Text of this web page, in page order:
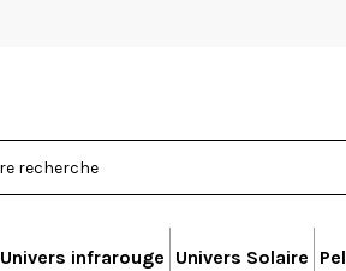
Univers infrarouge Univers Solaire